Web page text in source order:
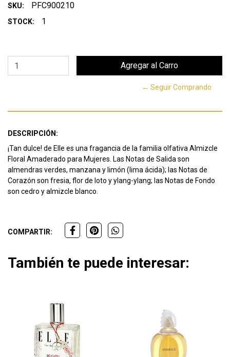
SKU: PFC900210
STOCK: 1
← Seguir Comprando
DESCRIPCIÓN:
¡Tan dulce! de Elle es una fragancia de la familia olfativa Almizcle
Floral Amaderado para Mujeres. Las Notas de Salida son
almendras verdes, manzana y limón (lima ácida); las Notas de
Corazón son fresia, flor de loto y ylang-ylang; las Notas de Fondo
son cedro y almizcle blanco.
COMPARTIR:
También te puede interesar: